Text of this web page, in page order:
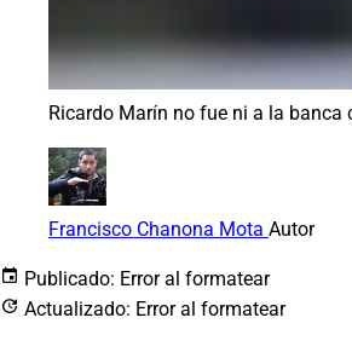
Ricardo Marín no fue ni a la
Francisco Chanona Mota Autor
Publicado: Error al formatear
Actualizado: Error al formatear